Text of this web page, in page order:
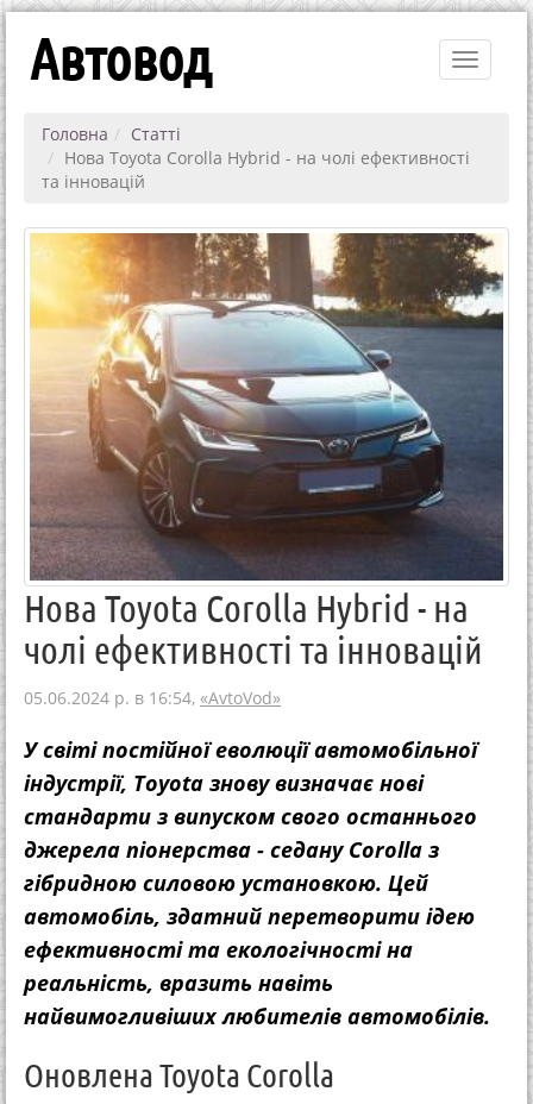
Toggle
Автовод
Головна
Статті
Нова Toyota Corolla Hybrid - на чолі ефективності
та інновацій
Нова Toyota Corolla Hybrid - на
чолі ефективності та інновацій
05.06.2024 р. в 16:54, «AvtoVod»
У світі постійної еволюції автомобільної
індустрії, Toyota знову визначає нові
стандарти з випуском свого останнього
джерела піонерства - седану Corolla з
гібридною силовою установкою. Цей
автомобіль, здатний перетворити ідею
ефективності та екологічності на
реальність, вразить навіть
найвимогливіших любителів автомобілів.
Оновлена Toyota Corolla